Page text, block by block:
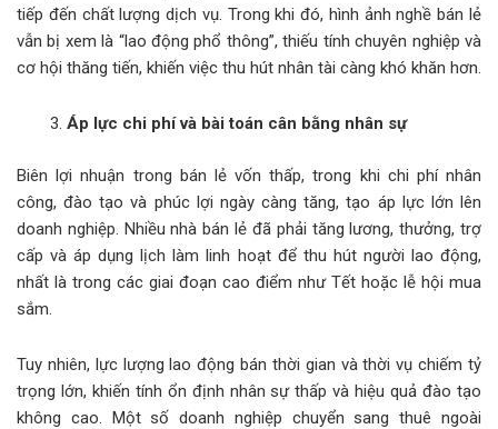
tiếp đến chất lượng dịch vụ. Trong khi đó, hình ảnh nghề bán lẻ
vẫn bị xem là “lao động phổ thông”, thiếu tính chuyên nghiệp và
cơ hội thăng tiến, khiến việc thu hút nhân tài càng khó khăn hơn.
Áp lực chi phí và bài toán cân bằng nhân sự
Biên lợi nhuận trong bán lẻ vốn thấp, trong khi chi phí nhân
công, đào tạo và phúc lợi ngày càng tăng, tạo áp lực lớn lên
doanh nghiệp. Nhiều nhà bán lẻ đã phải tăng lương, thưởng, trợ
cấp và áp dụng lịch làm linh hoạt để thu hút người lao động,
nhất là trong các giai đoạn cao điểm như Tết hoặc lễ hội mua
sắm.
Tuy nhiên, lực lượng lao động bán thời gian và thời vụ chiếm tỷ
trọng lớn, khiến tính ổn định nhân sự thấp và hiệu quả đào tạo
không cao. Một số doanh nghiệp chuyển sang thuê ngoài